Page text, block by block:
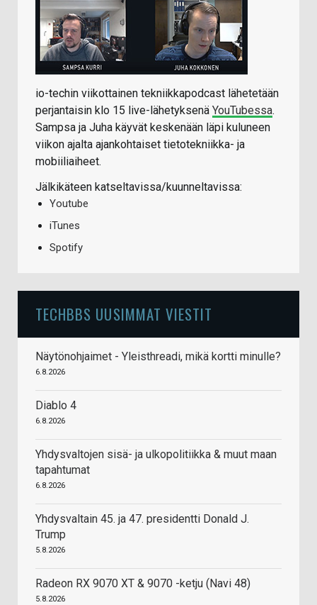
io-techin viikottainen tekniikkapodcast lähetetään
perjantaisin klo 15 live-lähetyksenä YouTubessa.
Sampsa ja Juha käyvät keskenään läpi kuluneen
viikon ajalta ajankohtaiset tietotekniikka- ja
mobiiliaiheet.
Jälkikäteen katseltavissa/kuunneltavissa:
Youtube
iTunes
Spotify
TECHBBS UUSIMMAT VIESTIT
Näytönohjaimet - Yleisthreadi, mikä kortti minulle?
6.8.2026
Diablo 4
6.8.2026
Yhdysvaltojen sisä- ja ulkopolitiikka & muut maan
tapahtumat
6.8.2026
Yhdysvaltain 45. ja 47. presidentti Donald J.
Trump
5.8.2026
Radeon RX 9070 XT & 9070 -ketju (Navi 48)
5.8.2026